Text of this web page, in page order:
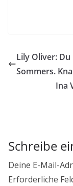
Lily Oliver:
Sommers.
Ina
Schreibe
Deine E-Mail-
Erforderliche